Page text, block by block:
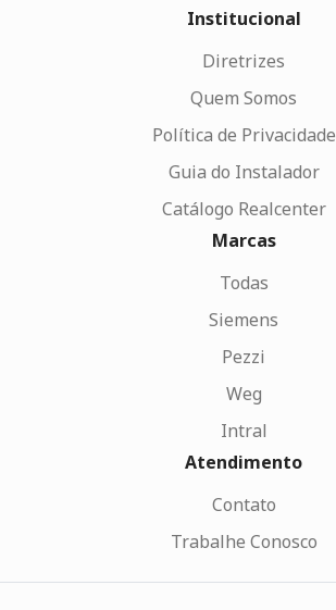
Institucional
Diretrizes
Quem Somos
Política de Privacidade
Guia do Instalador
Catálogo Realcenter
Marcas
Todas
Siemens
Pezzi
Weg
Intral
Atendimento
Contato
Trabalhe Conosco